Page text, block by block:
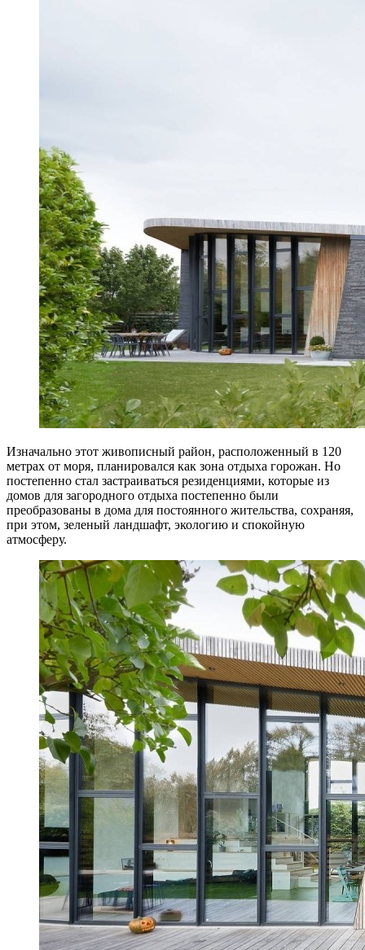
Изначально этот живописный район, расположенный в 120
метрах от моря, планировался как зона отдыха горожан. Но
постепенно стал застраиваться резиденциями, которые из
домов для загородного отдыха постепенно были
преобразованы в дома для постоянного жительства, сохраняя,
при этом, зеленый ландшафт, экологию и спокойную
атмосферу.